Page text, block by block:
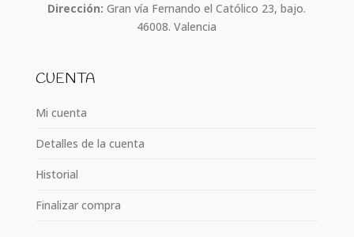
Dirección: Gran vía Fernando el Católico 23, bajo.
46008. Valencia
CUENTA
Mi cuenta
Detalles de la cuenta
Historial
Finalizar compra